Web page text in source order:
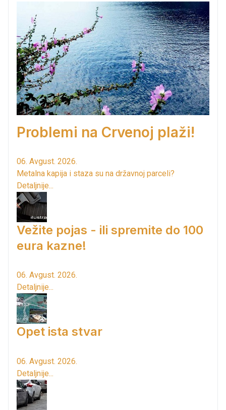
Problemi na Crvenoj plaži!
06. Avgust. 2026.
Metalna kapija i staza su na državnoj parceli?
Detaljnije...
Vežite pojas - ili spremite do 100
eura kazne!
06. Avgust. 2026.
Detaljnije...
Opet ista stvar
06. Avgust. 2026.
Detaljnije...